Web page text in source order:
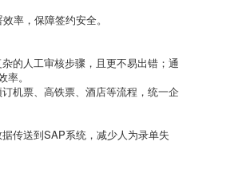
率，保障签约安全。
的人工审核步骤，且更不易出错；通
。
机票、高铁票、酒店等流程，统一企
传送到SAP系统，减少人为录单失